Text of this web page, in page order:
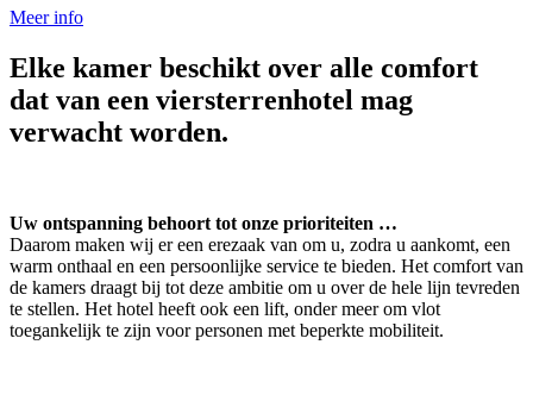
Meer info
Elke kamer beschikt over alle comfort
dat van een viersterrenhotel mag
verwacht worden.
Uw ontspanning behoort tot onze prioriteiten …
Daarom maken wij er een erezaak van om u, zodra u aankomt, een
warm onthaal en een persoonlijke service te bieden. Het comfort van
de kamers draagt bij tot deze ambitie om u over de hele lijn tevreden
te stellen. Het hotel heeft ook een lift, onder meer om vlot
toegankelijk te zijn voor personen met beperkte mobiliteit.